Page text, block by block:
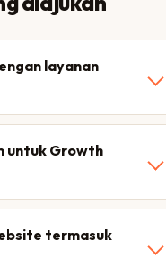
layanan
untuk Growth
termasuk